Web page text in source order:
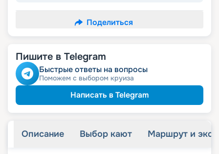
Поделиться
Пишите в Telegram
Быстрые ответы на вопросы
Поможем с выбором круиза
Написать в Telegram
Описание Выбор кают Маршрут и